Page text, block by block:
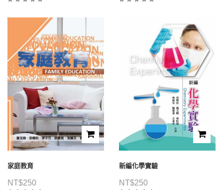
家庭教育
NT$250
新編化學實驗
NT$250